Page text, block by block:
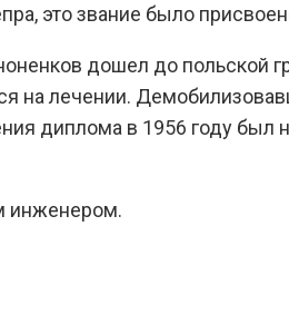
это звание было
дошел до польской
на лечении.
диплома в 1956 году был
инженером.